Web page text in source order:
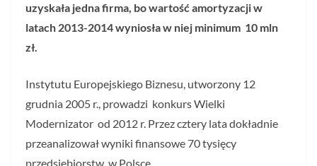
uzyskała jedna firma, bo wartość amortyzacji w
latach 2013-2014 wyniosław niej minimum 10 mln
zł.
Instytutu Europejskiego Biznesu, utworzony 12
grudnia 2005 r., prowadzi konkurs Wielki
Modernizator od 2012 r. Przez cztery lata dokładnie
przeanalizował wyniki finansowe 70 tysięcy
przedsiębiorstw w Polsce.